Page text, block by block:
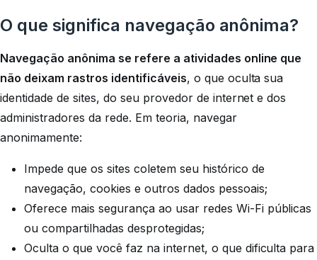
O que significa navegação anônima?
Navegação anônima se refere a atividades online que
não deixam rastros identificáveis, o que oculta sua
identidade de sites, do seu provedor de internet e dos
administradores da rede. Em teoria, navegar
anonimamente:
Impede que os sites coletem seu histórico de
navegação, cookies e outros dados pessoais;
Oferece mais segurança ao usar redes Wi-Fi públicas
ou compartilhadas desprotegidas;
Oculta o que você faz na internet, o que dificulta para